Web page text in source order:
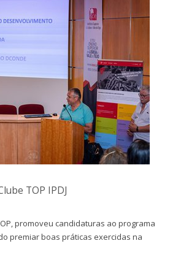
TOP IPDJ
promoveu candidaturas ao programa
premiar boas práticas exercidas na